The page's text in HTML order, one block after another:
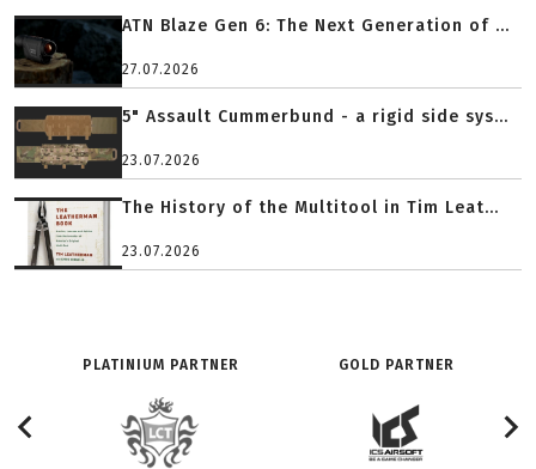
ATN Blaze Gen 6: The Next Generation of ...
27.07.2026
5" Assault Cummerbund - a rigid side sys...
23.07.2026
The History of the Multitool in Tim Leat...
23.07.2026
PLATINIUM PARTNER GOLD PARTNER